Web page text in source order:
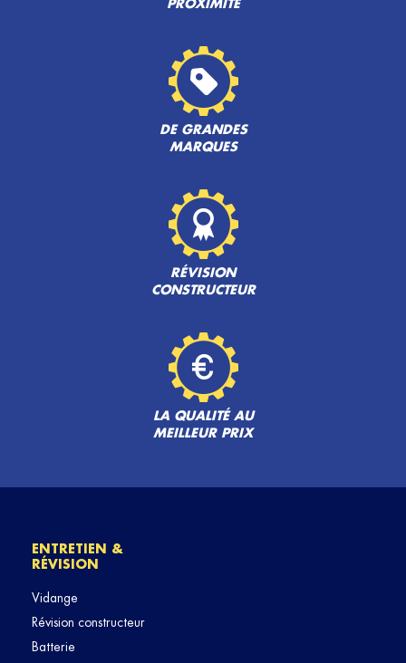
PROXIMITÉ
DE GRANDES
MARQUES
RÉVISION
CONSTRUCTEUR
LA QUALITÉ AU
MEILLEUR PRIX
ENTRETIEN &
RÉVISION
Vidange
Révision constructeur
Batterie